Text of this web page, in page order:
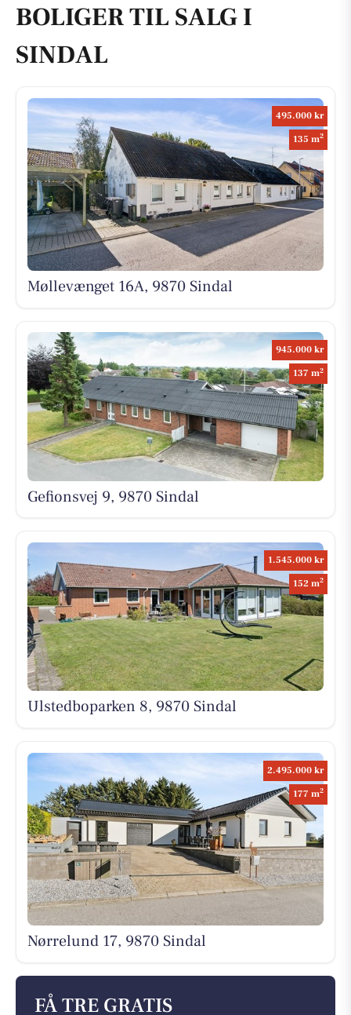
BOLIGER TIL SALG I
SINDAL
495.000 kr
135 m2
Møllevænget 16A, 9870 Sindal
945.000 kr
137 m2
Gefionsvej 9, 9870 Sindal
1.545.000 kr
152 m2
Ulstedboparken 8, 9870 Sindal
2.495.000 kr
177 m2
Nørrelund 17, 9870 Sindal
FÅ TRE GRATIS